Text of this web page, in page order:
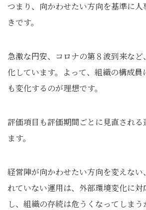
つまり、向かわせたい方向を基準に
きです。
急激な円安、コロナの第８波到来な
化しています。よって、組織の構成員
も変化するのが理想です。
評価項目も評価期間ごとに見直される
ます。
経営陣が向かわせたい方向を変えない
れていない運用は、外部環境変化に
し、組織の存続は危うくなってしまう